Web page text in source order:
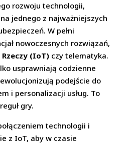
rozwoju technologii,
jednego z najważniejszych
W pełni
nowoczesnych rozwiązań,
(IoT) czy telematyka.
usprawniają codzienne
podejście do
i personalizacji usług. To
gry.
technologii i
z IoT, aby w czasie